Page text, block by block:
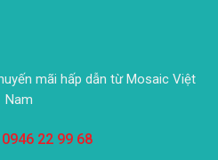
mãi hấp dẫn từ Mosaic Việt
Nam
0946 22 99 68